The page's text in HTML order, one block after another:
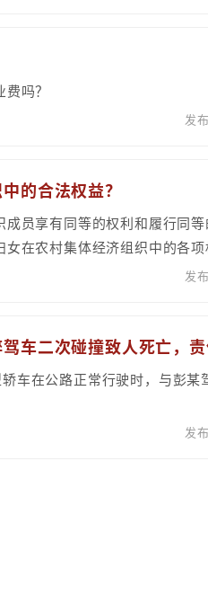
吗？
发
的合法权益？
员享有同等的权利和履行同
在农村集体经济组织中的各项
发
车二次碰撞致人死亡，责
车在公路正常行驶时，与彭
发